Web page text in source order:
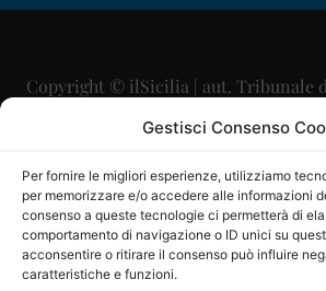
Gestisci Consenso
Per fornire le migliori esperienze, utilizziamo
per memorizzare e/o accedere alle informazioni
consenso a queste tecnologie ci permetterà di
comportamento di navigazione o ID unici su
acconsentire o ritirare il consenso può influire
caratteristiche e funzioni.
Copyright © ilSicilia | aut. Tribunale
29/09/2015
Direttore Editoriale: Maurizio
Direttore Responsabile: Maria